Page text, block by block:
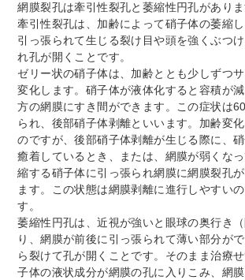
網膜裂孔は牽引性裂孔と萎縮性円孔がありま
牽引性裂孔は、加齢によって硝子体の萎縮
引っ張られて生じる裂け目や頭を強くぶつ
れ孔が開くことです。
ゼリー状の硝子体は、加齢ととも少しずつ
変化します。硝子体が液体化すると容積が
方の網膜にすき間ができます。この症状は
られ、後部硝子体剥離といいます。加齢変
のですが、後部硝子体剥離が生じる際に、
癒着しているとき、または、網膜が弱くな
縮する硝子体に引っ張られ網膜に網膜裂孔
ます。この状態は網膜剥離に進行しやすい
す。
萎縮性円孔は、近視が強いと眼球の奥行き
り、網膜が前後に引っ張られて薄い部分が
ら裂けて孔が開くことです。そのまま治療
子体の液状成分が網膜の孔に入りこみ、網